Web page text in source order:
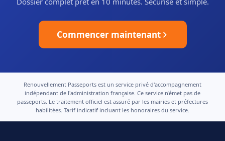
Commencer maintenant
Renouvellement Passeports est un service privé d'accompagnement
indépendant de l'administration française. Ce service n'émet pas de
passeports. Le traitement officiel est assuré par les mairies et préfectures
habilitées. Tarif indicatif incluant les honoraires du service.